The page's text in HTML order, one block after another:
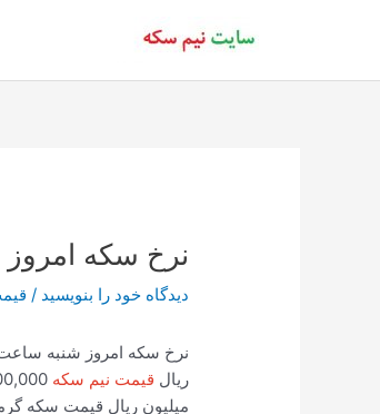
نرخ سکه امروز
دیدگاه‌ خود را بنویسید /
ریال قیمت نیم سکه67,000,000 شصت و